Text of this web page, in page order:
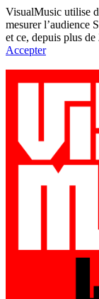
VisualMusic utilise
mesurer l’audience
et ce, depuis plus de
Accepter